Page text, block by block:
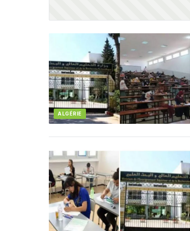
ALGÉRIE